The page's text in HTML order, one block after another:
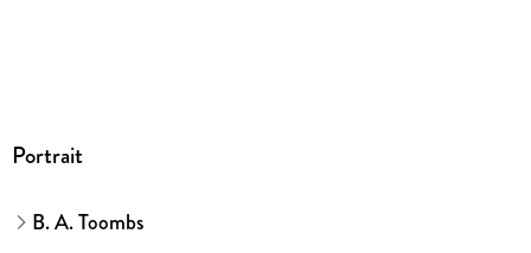
Portrait
B. A. Toombs